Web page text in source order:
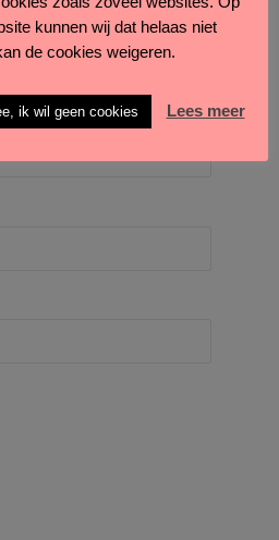
kunnen wij dat helaas niet
de cookies weigeren.
ik wil geen cookies Lees meer